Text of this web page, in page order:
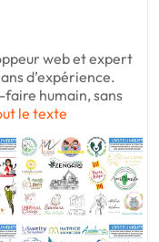
web et expert
d’expérience.
faire humain, sans
le texte